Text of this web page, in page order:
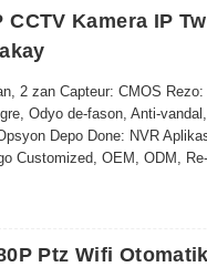
reziste nenpòt kondisyon
CCTV Kamera IP
2 zan Capteur: CMOS
Odyo de-fason, Anti-
Depo Done: NVR
Customized, OEM, ODM,
Ptz Wifi